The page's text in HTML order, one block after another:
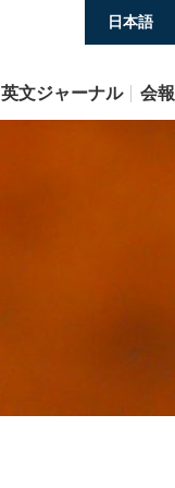
日本語
英文ジャーナル 会報